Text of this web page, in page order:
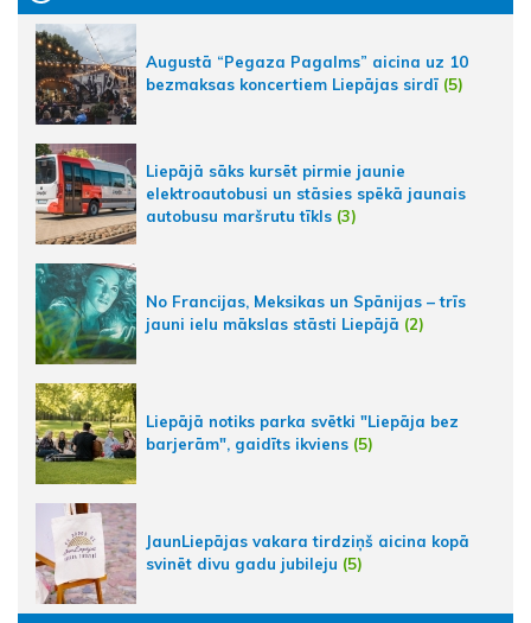
Augustā “Pegaza Pagalms” aicina uz 10
bezmaksas koncertiem Liepājas sirdī (5)
Liepājā sāks kursēt pirmie jaunie
elektroautobusi un stāsies spēkā jaunais
autobusu maršrutu tīkls (3)
No Francijas, Meksikas un Spānijas – trīs
jauni ielu mākslas stāsti Liepājā (2)
Liepājā notiks parka svētki "Liepāja bez
barjerām", gaidīts ikviens (5)
JaunLiepājas vakara tirdziņš aicina kopā
svinēt divu gadu jubileju (5)